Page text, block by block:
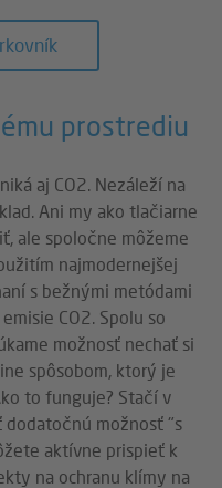
prostrediu
aj CO2. Nezáleží na
Ani my ako tlačiarne
ale spoločne môžeme
najmodernejšej
s bežnými metódami
CO2. Spolu so
možnosť nechať si
spôsobom, ktorý je
to funguje? Stačí v
možnosť "s
aktívne prispieť k
na ochranu klímy na